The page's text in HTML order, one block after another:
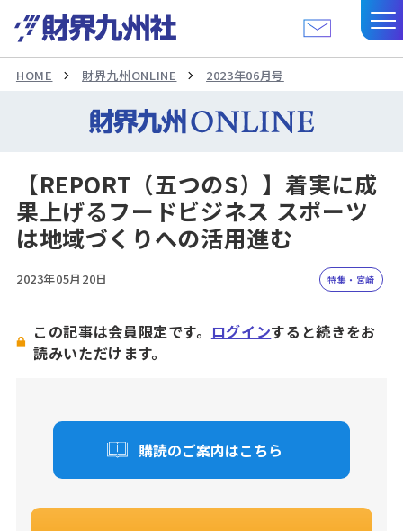
HOME 財界九州ONLINE 2023年06月号
【REPORT（五つのS）】着実に成
果上げるフードビジネス スポーツ
は地域づくりへの活用進む
2023年05月20日 特集・宮崎
この記事は会員限定です。 ログインすると続きをお
読みいただけます。
購読のご案内はこちら